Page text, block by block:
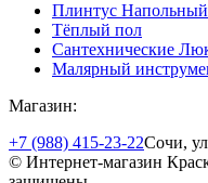
Плинтус Напольный
Тёплый пол
Сантехнические
Малярный
Магазин:
+7 (988) 415-23-22Сочи,
© Интернет-магазин